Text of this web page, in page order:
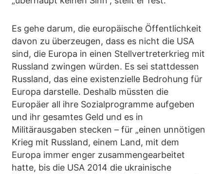
Es gehe darum, die europäische Öffentlichkeit
davon zu überzeugen, dass es nicht die USA
sind, die Europa in einen Stellvertreterkrieg mit
Russland zwingen würden. Es sei stattdessen
Russland, das eine existenzielle Bedrohung für
Europa darstelle. Deshalb müssten die
Europäer all ihre Sozialprogramme aufgeben
und ihr gesamtes Geld und es in
Militärausgaben stecken – für „einen unnötigen
Krieg mit Russland, einem Land, mit dem
Europa immer enger zusammengearbeitet
hatte, bis die USA 2014 die ukrainische